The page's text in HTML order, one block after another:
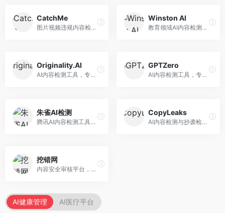
CatchMe
图片视频违规内容检测平台，专注于视觉内容安全。面向内容平台，提供图片审核、视频审核、直播监控等服务，视觉检测专业。
Winston AI
教育领域AI内容检测平台，专注于学术诚信。面向教育机构，提供AI内容检测、抄袭检测、报告生成等服务，教育适配性强。
Originality.AI
AI内容检测工具，专注于内容原创性验证。面向内容创作者和出版商，提供AI检测、抄袭检测、批量分析等服务，检测精度高。
GPTZero
AI内容检测工具，专注于AI生成文本识别。面向教育工作者和出版商，提供文本检测、批量分析、API接口等服务，检测准确率高。
朱雀AI检测
腾讯AI内容检测工具，专注于中文内容识别。面向中文用户，提供AI内容检测、文本分析、报告生成等服务，中文检测专业。
CopyLeaks
AI内容检测与抄袭检测平台，专注于内容原创性验证。面向教育机构和出版商，提供AI检测、抄袭检测、多语言支持等服务，检测全面。
挖错网
内容安全审核平台，专注于违规内容检测。面向企业和平台，提供内容审核、敏感词检测、风险预警等服务，安全审核专业。
AI健康管理 AI医疗平台